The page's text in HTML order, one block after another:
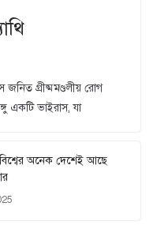
জনিত গ্রীষ্মমণ্ডলীয় রোগ
একটি ভাইরাস, যা
বিশ্বের অনেক দেশেই আছে